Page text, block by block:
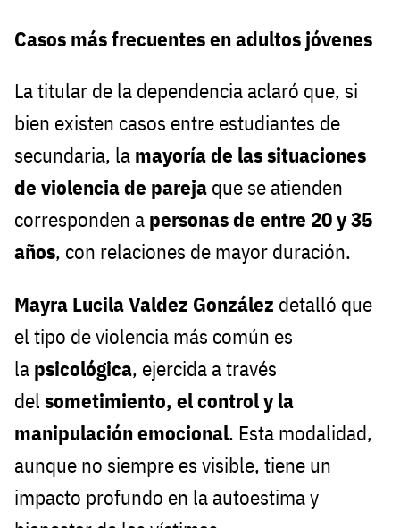
Casos más frecuentes en adultos jóvenes
La titular de la dependencia aclaró que, si
bien existen casos entre estudiantes de
secundaria, la mayoría de las situaciones
de violencia de pareja que se atienden
corresponden a personas de entre 20 y 35
años, con relaciones de mayor duración.
Mayra Lucila Valdez González detalló que
el tipo de violencia más común es
la psicológica, ejercida a través
del sometimiento, el control y la
manipulación emocional. Esta modalidad,
aunque no siempre es visible, tiene un
impacto profundo en la autoestima y